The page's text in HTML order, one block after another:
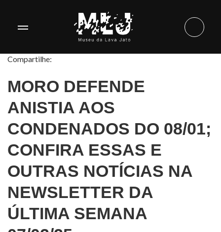
Compartilhe:
MORO DEFENDE
ANISTIA AOS
CONDENADOS DO 08/01;
CONFIRA ESSAS E
OUTRAS NOTÍCIAS NA
NEWSLETTER DA
ÚLTIMA SEMANA